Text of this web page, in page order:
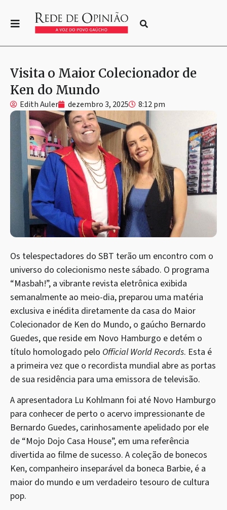
Visita o Maior Colecionador de
Ken do Mundo
Edith Auler dezembro 3, 2025 8:12 pm
Os telespectadores do SBT terão um encontro com o
universo do colecionismo neste sábado. O programa
“Masbah!”, a vibrante revista eletrônica exibida
semanalmente ao meio-dia, preparou uma matéria
exclusiva e inédita diretamente da casa do Maior
Colecionador de Ken do Mundo, o gaúcho Bernardo
Guedes, que reside em Novo Hamburgo e detém o
título homologado pelo Official World Records. Esta é
a primeira vez que o recordista mundial abre as portas
de sua residência para uma emissora de televisão.
A apresentadora Lu Kohlmann foi até Novo Hamburgo
para conhecer de perto o acervo impressionante de
Bernardo Guedes, carinhosamente apelidado por ele
de “Mojo Dojo Casa House”, em uma referência
divertida ao filme de sucesso. A coleção de bonecos
Ken, companheiro inseparável da boneca Barbie, é a
maior do mundo e um verdadeiro tesouro de cultura
pop.